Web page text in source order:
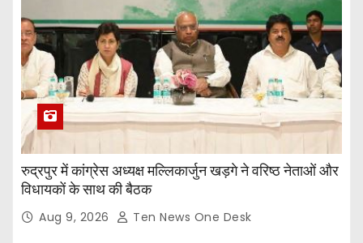
रुद्रपुर में कांग्रेस अध्यक्ष मल्लिकार्जुन खड़गे ने वरिष्ठ नेताओं और
विधायकों के साथ की बैठक
Aug 9, 2026 Ten News One Desk